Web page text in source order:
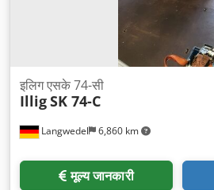
Langwedel 6,860 km
इलिग एसके 74-सी
IlligSK 74-C
मूल्य जानकारी